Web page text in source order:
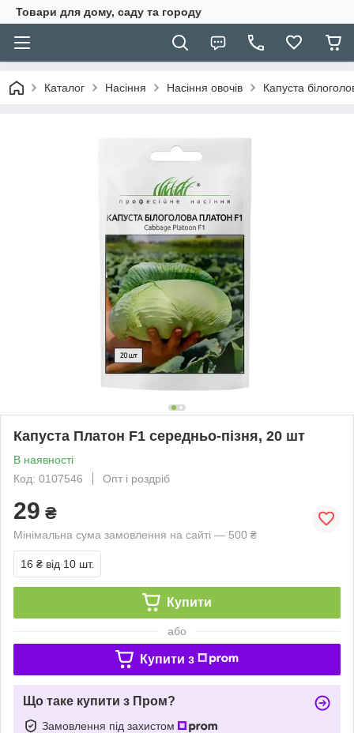
Товари для дому, саду та городу
Каталог Насіння Насіння овочів Капуста
Капуста Платон F1 середньо-пізня, 20 шт
В наявності
Код: 0107546
Опт і роздріб
29 ₴
Мінімальна сума замовлення на сайті — 500 ₴
16 ₴ від 10 шт.
Купити
або
Купити з
Що таке купити з Пром?
Замовлення під захистом